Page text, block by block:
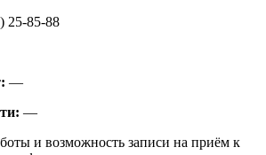
25-85-88
—
—
и возможность записи на приём к